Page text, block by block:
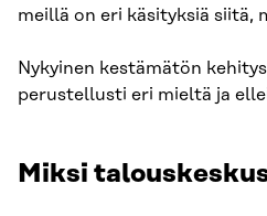
meillä on eri käsityksiä siitä,
Nykyinen kestämätön
perustellusti eri mieltä ja
Miksi